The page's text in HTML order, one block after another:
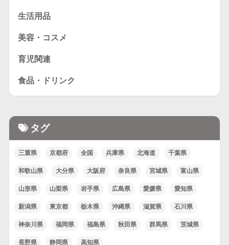
生活用品
美容・コスメ
育児関連
食品・ドリンク
タグ
三重県 京都府 全国 兵庫県 北海道 千葉県
和歌山県 大分県 大阪府 奈良県 宮城県 富山県
山形県 山梨県 岩手県 広島県 愛媛県 愛知県
新潟県 東京都 栃木県 沖縄県 滋賀県 石川県
神奈川県 福岡県 福島県 秋田県 群馬県 茨城県
長野県 静岡県 高知県